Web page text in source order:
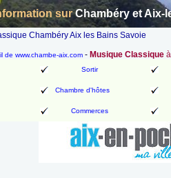
surChambéry et Aix-
Chambéry Aix les Bains Savoie
de www.chambe-aix.com - Musique Classique
Sortir
Chambre d'hôtes
Commerces